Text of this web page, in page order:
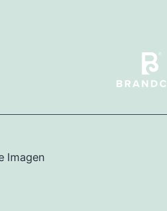
Imagen